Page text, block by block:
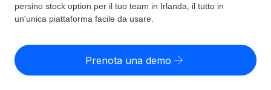
Employer of Record
Contractor Management
Ricerca paesi
Trova i servizi di supporto all’impiego per ogni Paese
Confronta Remote
Scopri come ci confrontiamo con gli altri
English
persino stock option per il tuo team in Irlanda, il tutto in
un'unica piattaforma facile da usare.
Prenota una demo